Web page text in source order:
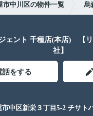
市中川区の物件一覧 烏
ェント 千種店(本店) 【
社】
話をする
中区新栄３丁目5-2 チサト